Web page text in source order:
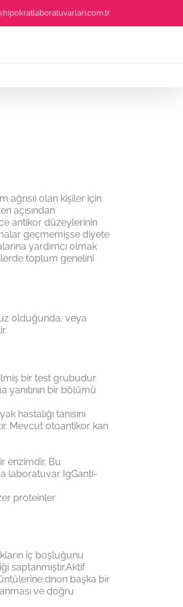
ağrısı) olan kişiler için
açısından
antikor düzeylerinin
geçmemişse diyete
yardımcı olmak
toplum genelini
olduğunda, veya
bir test grubudur.
bir bölümü
tanısını
Mevcut otoantikor kan
enzimdir. Bu
laboratuvar IgGanti-
proteinler
iç boşluğunu
saptanmıştır.Aktif
dnon başka bir
ve doğru